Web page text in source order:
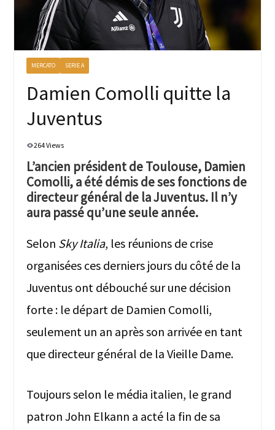
MERCATO SERIE A
Damien Comolli quitte la
Juventus
264 Views
L’ancien président de Toulouse, Damien
Comolli, a été démis de ses fonctions de
directeur général de la Juventus. Il n’y
aura passé qu’une seule année.
Selon Sky Italia, les réunions de crise
organisées ces derniers jours du côté de la
Juventus ont débouché sur une décision
forte : le départ de Damien Comolli,
seulement un an après son arrivée en tant
que directeur général de la Vieille Dame.
Toujours selon le média italien, le grand
patron John Elkann a acté la fin de sa